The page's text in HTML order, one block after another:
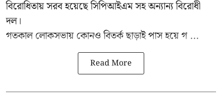
বিরোধিতায় সরব হয়েছে সিপিআইএম সহ অন্যান্য বিরোধী
দল।
গতকাল লোকসভায় কোনও বিতর্ক ছাড়াই পাস হয়ে গ ...
Read More